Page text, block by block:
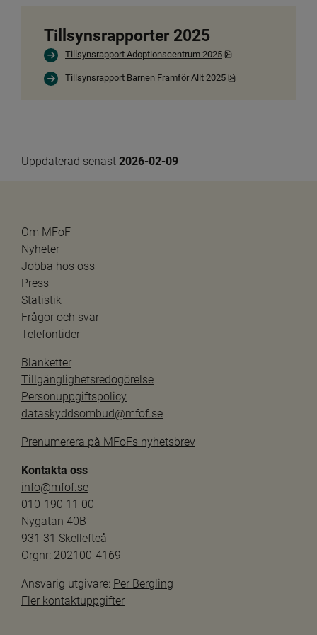
Tillsynsrapporter 2025
Tillsynsrapport Adoptionscentrum 2025 pdf, 213.6 kB.
Tillsynsrapport Barnen Framför Allt 2025 pdf, 212 kB.
Uppdaterad senast 2026-02-09
Om MFoF
Nyheter
Jobba hos oss
Press
Statistik
Frågor och svar
Telefontider
Blanketter
Tillgänglighetsredogörelse
Personuppgiftspolicy
dataskyddsombud@mfof.se
Prenumerera på MFoFs nyhetsbrev
Kontakta oss
info@mfof.se
010-190 11 00
Nygatan 40B
931 31 Skellefteå
Orgnr: 202100-4169
Ansvarig utgivare: Per Bergling
Fler kontaktuppgifter